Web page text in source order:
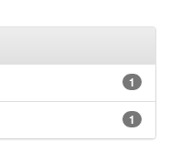
1
1